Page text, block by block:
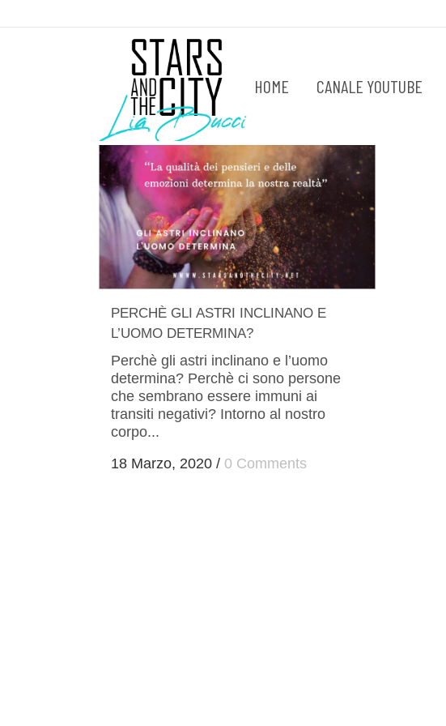
HOME CANALE YOUTUBE
PERCHÈ GLI ASTRI INCLINANO E
L’UOMO DETERMINA?
Perchè gli astri inclinano e l’uomo
determina? Perchè ci sono persone
che sembrano essere immuni ai
transiti negativi? Intorno al nostro
corpo...
18 Marzo, 2020 / 0 Comments